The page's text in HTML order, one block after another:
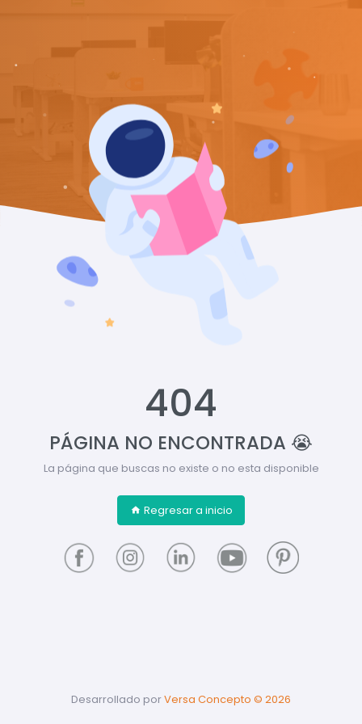
404
PÁGINA NO ENCONTRADA 😭
La página que buscas no existe o no esta disponible
Regresar a inicio
Desarrollado porVersa Concepto © 2026